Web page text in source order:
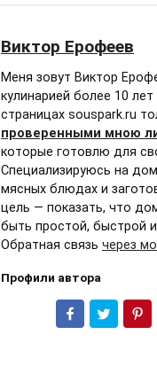
Виктор Ерофеев
Меня зовут Виктор
кулинарией более 10
страницах souspark.ru
проверенными мною
которые готовлю для
Специализируюсь на
мясных блюдах и
цель — показать, что
быть простой, быстрой
Обратная связь через
Профили автора